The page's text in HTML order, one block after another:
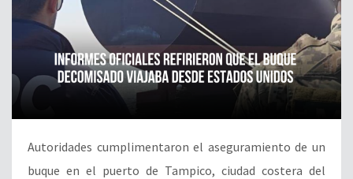
Autoridades cumplimentaron el aseguramiento de un
buque en el puerto de Tampico, ciudad costera del